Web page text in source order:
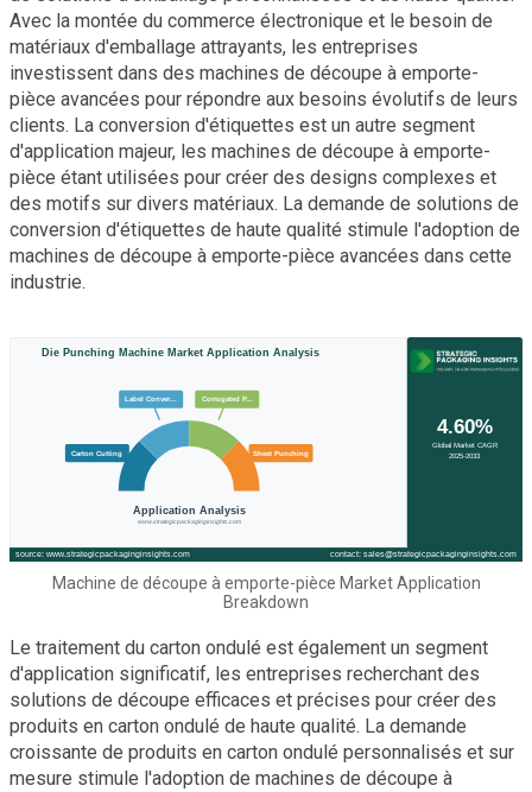
Avec la montée du commerce électronique et le besoin de
matériaux d'emballage attrayants, les entreprises
investissent dans des machines de découpe à emporte-
pièce avancées pour répondre aux besoins évolutifs de leurs
clients. La conversion d'étiquettes est un autre segment
d'application majeur, les machines de découpe à emporte-
pièce étant utilisées pour créer des designs complexes et
des motifs sur divers matériaux. La demande de solutions de
conversion d'étiquettes de haute qualité stimule l'adoption de
machines de découpe à emporte-pièce avancées dans cette
industrie.
Machine de découpe à emporte-pièce Market Application
Breakdown
Le traitement du carton ondulé est également un segment
d'application significatif, les entreprises recherchant des
solutions de découpe efficaces et précises pour créer des
produits en carton ondulé de haute qualité. La demande
croissante de produits en carton ondulé personnalisés et sur
mesure stimule l'adoption de machines de découpe à